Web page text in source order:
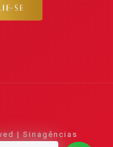
| Sinagências